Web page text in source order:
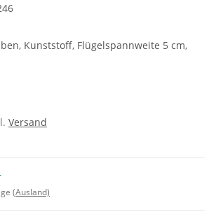
Kunststoff, Flügelspannweite 5 cm,
Versand
(Ausland)